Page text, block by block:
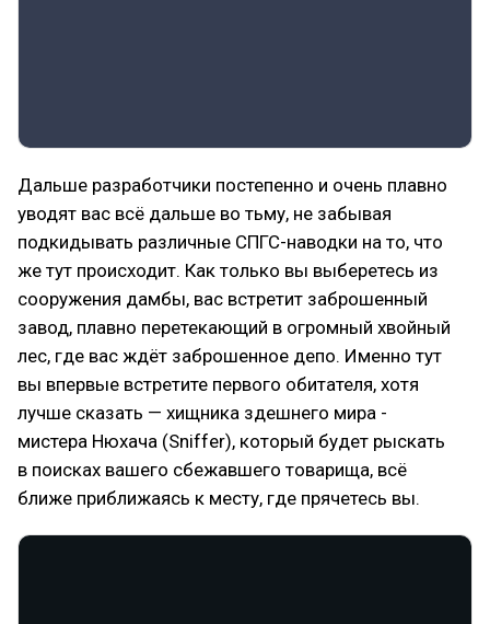
Дальше разработчики постепенно и очень плавно
уводят вас всё дальше во тьму, не забывая
подкидывать различные СПГС-наводки на то, что
же тут происходит. Как только вы выберетесь из
сооружения дамбы, вас встретит заброшенный
завод, плавно перетекающий в огромный хвойный
лес, где вас ждёт заброшенное депо. Именно тут
вы впервые встретите первого обитателя, хотя
лучше сказать — хищника здешнего мира -
мистера Нюхача (Sniffer), который будет рыскать
в поисках вашего сбежавшего товарища, всё
ближе приближаясь к месту, где прячетесь вы.